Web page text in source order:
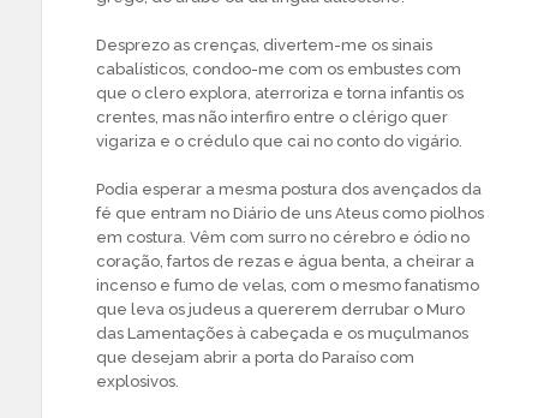
Desprezo as crenças, divertem-me os sinais
cabalísticos, condoo-me com os embustes com
que o clero explora, aterroriza e torna infantis os
crentes, mas não interfiro entre o clérigo quer
vigariza e o crédulo que cai no conto do vigário.
Podia esperar a mesma postura dos avençados da
fé que entram no Diário de uns Ateus como piolhos
em costura. Vêm com surro no cérebro e ódio no
coração, fartos de rezas e água benta, a cheirar a
incenso e fumo de velas, com o mesmo fanatismo
que leva os judeus a quererem derrubar o Muro
das Lamentações à cabeçada e os muçulmanos
que desejam abrir a porta do Paraíso com
explosivos.